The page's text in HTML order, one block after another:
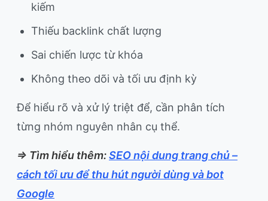
kiếm
Thiếu backlink chất lượng
Sai chiến lược từ khóa
Không theo dõi và tối ưu định kỳ
Để hiểu rõ và xử lý triệt để, cần phân tích
từng nhóm nguyên nhân cụ thể.
=> Tìm hiểu thêm:SEO nội dung trang chủ –
cách tối ưu để thu hút người dùng và bot
Google